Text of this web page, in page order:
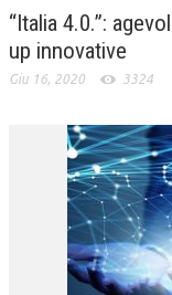
NEWS
ARCHIVIO EVENTI
CORSI ENTI TERZI
PUBBLICAZIONI
BOLLETTINO
TELEGRAM
“Italia 4.0.”:
up innovative
Giu 16, 2020 3324